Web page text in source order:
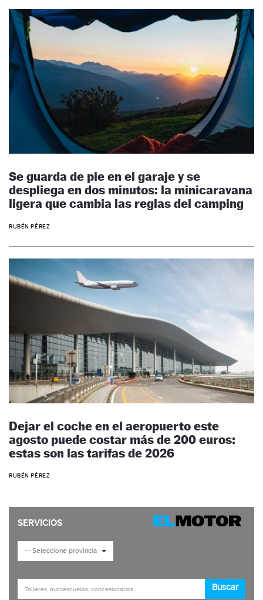
Se guarda de pie en el garaje y se
despliega en dos minutos: la minicaravana
ligera que cambia las reglas del camping
RUBÉN PÉREZ
Dejar el coche en el aeropuerto este
agosto puede costar más de 200 euros:
estas son las tarifas de 2026
RUBÉN PÉREZ